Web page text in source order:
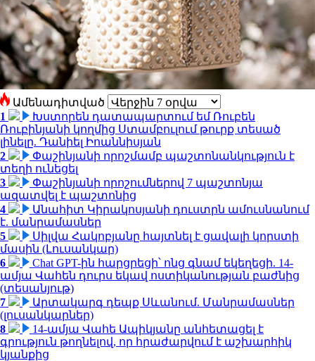
Ամենադիտված
1
Խստորեն դատապարտում եմ Ռուբեն
Ռուբինյանի կողմից Ստամբուլում թուրք տեսած
լինելը. Դանիել Իոաննիսյան
2
Փաշինյանի որոշմամբ պաշտոնանկություն է
տեղի ունեցել
3
Փաշինյանի որոշումներով 7 պաշտոնյա
ազատվել է պաշտոնից
4
Անահիտ Կիրակոսյանի դուստրն ամուսնանում
է. մանրամասներ
5
Սիլվա Հակոբյանը հայտնել է ցավալի կորստի
մասին (Լուսանկար)
6
Chat GPT-ին հարցրեցի՝ ոնց գնամ եկեղեցի. 14-
ամյա Վահեն դուրս եկավ ոստիկանության բաժնից
(տեսանյութ)
7
Արտակարգ դեպք Սևանում. Մանրամասներ
(լուսանկարներ)
8
14-ամյա Վահե Ապիկյանը անհետացել է
գրություն թողնելով, որ հրաժարվում է աշխարհիկ
կյանքից